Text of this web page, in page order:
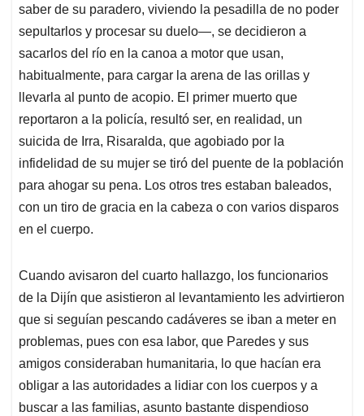
saber de su paradero, viviendo la pesadilla de no poder
sepultarlos y procesar su duelo—, se decidieron a
sacarlos del río en la canoa a motor que usan,
habitualmente, para cargar la arena de las orillas y
llevarla al punto de acopio. El primer muerto que
reportaron a la policía, resultó ser, en realidad, un
suicida de Irra, Risaralda, que agobiado por la
infidelidad de su mujer se tiró del puente de la población
para ahogar su pena. Los otros tres estaban baleados,
con un tiro de gracia en la cabeza o con varios disparos
en el cuerpo.
Cuando avisaron del cuarto hallazgo, los funcionarios
de la Dijín que asistieron al levantamiento les advirtieron
que si seguían pescando cadáveres se iban a meter en
problemas, pues con esa labor, que Paredes y sus
amigos consideraban humanitaria, lo que hacían era
obligar a las autoridades a lidiar con los cuerpos y a
buscar a las familias, asunto bastante dispendioso